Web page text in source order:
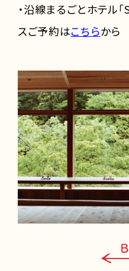
・沿線まるごとホテル
スご予約はこちらから